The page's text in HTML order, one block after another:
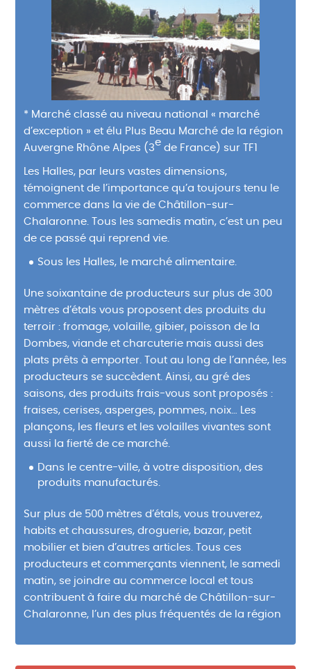
* Marché classé au niveau national « marché
d’exception » et élu Plus Beau Marché de la région
Auvergne Rhône Alpes (3e de France) sur TF1
Les Halles, par leurs vastes dimensions,
témoignent de l’importance qu’a toujours tenu le
commerce dans la vie de Châtillon-sur-
Chalaronne. Tous les samedis matin, c’est un peu
de ce passé qui reprend vie.
Sous les Halles, le marché alimentaire.
Une soixantaine de producteurs sur plus de 300
mètres d’étals vous proposent des produits du
terroir : fromage, volaille, gibier, poisson de la
Dombes, viande et charcuterie mais aussi des
plats prêts à emporter. Tout au long de l’année, les
producteurs se succèdent. Ainsi, au gré des
saisons, des produits frais-vous sont proposés :
fraises, cerises, asperges, pommes, noix… Les
plançons, les fleurs et les volailles vivantes sont
aussi la fierté de ce marché.
Dans le centre-ville, à votre disposition, des
produits manufacturés.
Sur plus de 500 mètres d’étals, vous trouverez,
habits et chaussures, droguerie, bazar, petit
mobilier et bien d’autres articles. Tous ces
producteurs et commerçants viennent, le samedi
matin, se joindre au commerce local et tous
contribuent à faire du marché de Châtillon-sur-
Chalaronne, l’un des plus fréquentés de la région